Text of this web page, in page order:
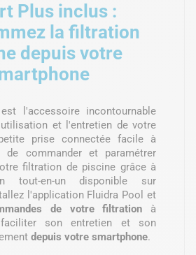
Plus inclus :
la filtration
depuis votre
l'accessoire incontournable
et l'entretien de votre
prise connectée facile à
de commander et paramétrer
filtration de piscine grâce à
tout-en-un disponible sur
l'application Fluidra Pool et
de votre filtration à
son entretien et son
depuis votre smartphone.